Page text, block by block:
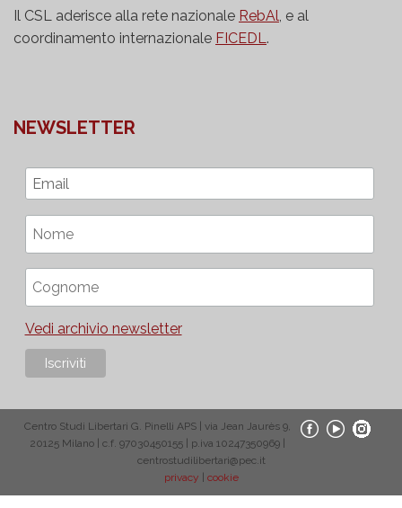
Il CSL aderisce alla rete nazionale RebAl, e al
coordinamento internazionale FICEDL.
NEWSLETTER
Vedi archivio newsletter
Centro Studi Libertari G. Pinelli APS | via Jean Jaurès 9,
20125 Milano | c.f. 97030450155 | p.iva 10247350969 |
centrostudilibertari@pec.it
privacy
cookie